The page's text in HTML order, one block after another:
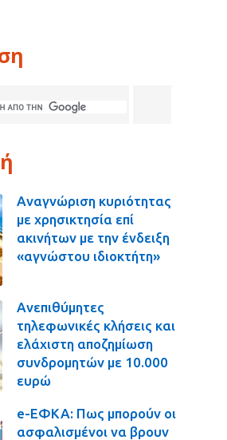
Αναγνώριση κυριότητας
με χρησικτησία επί
ακινήτων με την ένδειξη
«αγνώστου ιδιοκτήτη»
Ανεπιθύμητες
τηλεφωνικές κλήσεις και
ελάχιστη αποζημίωση
συνδρομητών με 10.000
ευρώ
e-ΕΦΚΑ: Πως μπορούν οι
ασφαλισμένοι να βρουν